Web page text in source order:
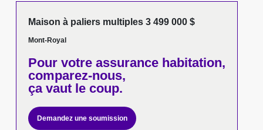
Maison à paliers multiples 3 499 000 $
Mont-Royal
Pour votreassurance habitation,
comparez-nous,
ça vaut le coup.
Demandez une soumission